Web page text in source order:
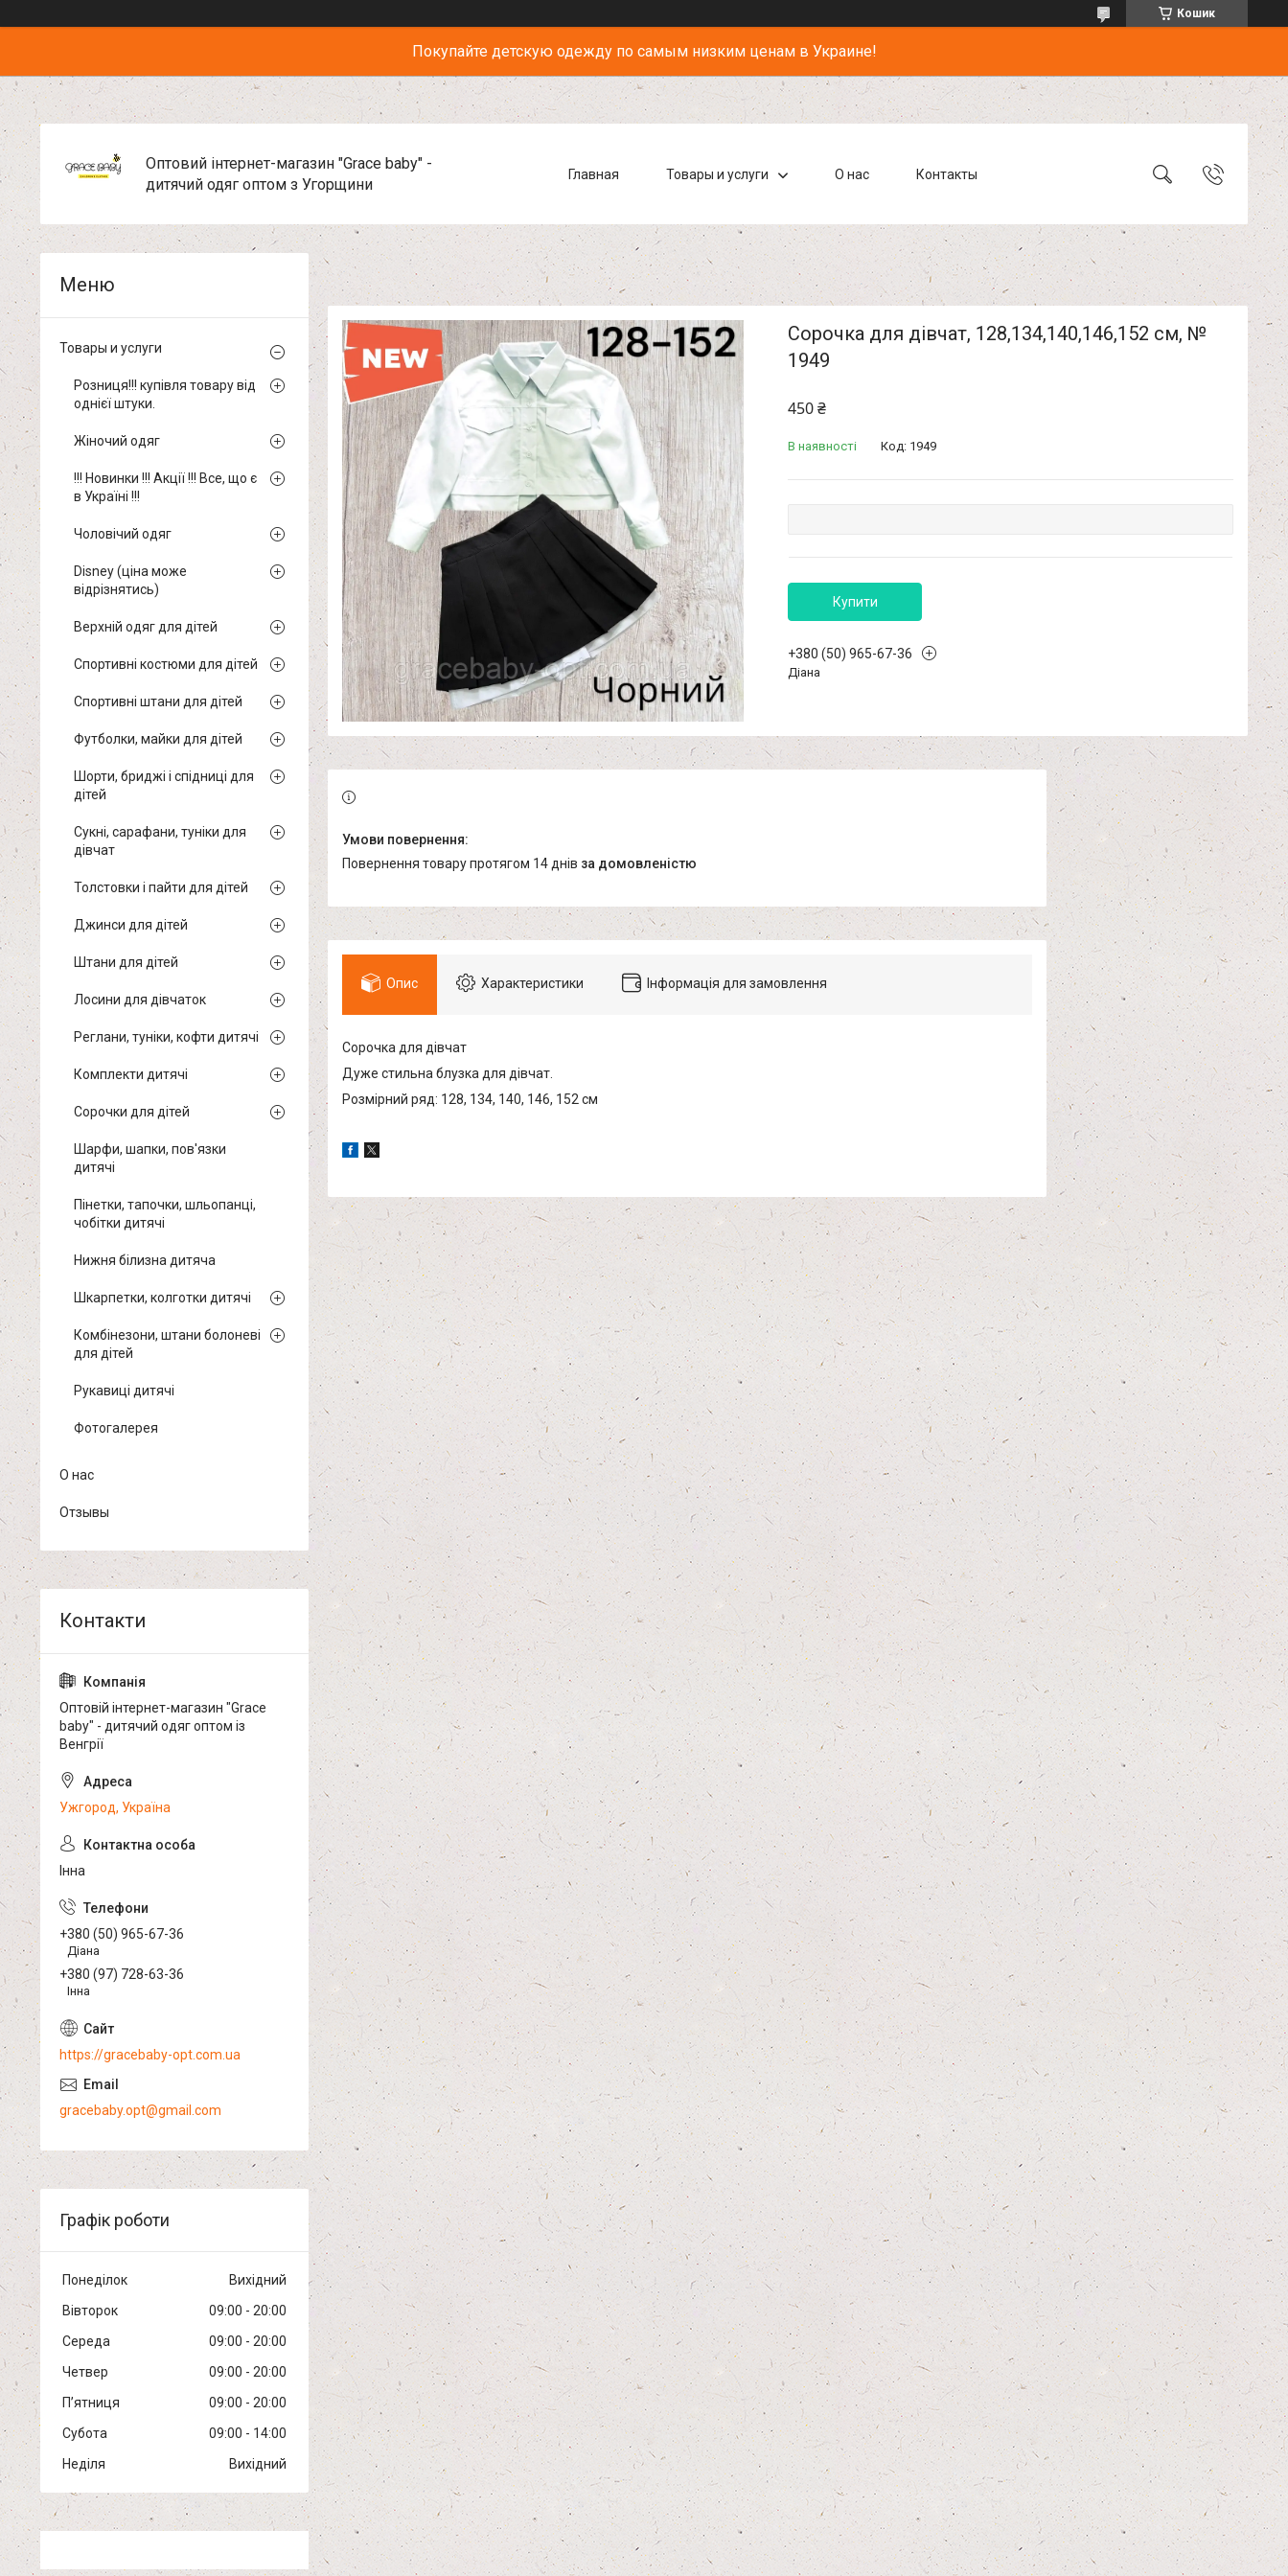
Кошик
Покупайте детскую одежду по самым низким ценам в Украине!
Оптовий інтернет-магазин "Grace baby" -
дитячий одяг оптом з Угорщини
Главная Товары и услуги О нас Контакты
Сорочка для дівчат, 128,134,140,146,152 см, №
1949
450 ₴
В наявності Код: 1949
Купити
+380 (50) 965-67-36
Діана
повернення товару протягом 14 днів за домовленістю
Опис Характеристики Інформація для замовлення
Сорочка для дівчат
Дуже стильна блузка для дівчат.
Розмірний ряд: 128, 134, 140, 146, 152 см
Товары и услуги
Розниця!!! купівля товару від
однієї штуки.
Жіночий одяг
!!! Новинки !!! Акції !!! Все, що є
в Україні !!!
Чоловічий одяг
Disney (ціна може
відрізнятись)
Верхній одяг для дітей
Спортивні костюми для дітей
Спортивні штани для дітей
Футболки, майки для дітей
Шорти, бриджі і спідниці для
дітей
Сукні, сарафани, туніки для
дівчат
Толстовки і пайти для дітей
Джинси для дітей
Штани для дітей
Лосини для дівчаток
Реглани, туніки, кофти дитячі
Комплекти дитячі
Сорочки для дітей
Шарфи, шапки, пов'язки
дитячі
Пінетки, тапочки, шльопанці,
чобітки дитячі
Нижня білизна дитяча
Шкарпетки, колготки дитячі
Комбінезони, штани болоневі
для дітей
Рукавиці дитячі
Фотогалерея
О нас
Отзывы
Оптовій інтернет-магазин "Grace
baby" - дитячий одяг оптом із
Венгрії
Ужгород, Україна
Інна
+380 (50) 965-67-36
Діана
+380 (97) 728-63-36
Інна
https://gracebaby-opt.com.ua
gracebaby.opt@gmail.com
Графік роботи
Понеділок
Вихідний
Вівторок
09:00
20:00
Середа
09:00
20:00
Четвер
09:00
20:00
Пʼятниця
09:00
20:00
Субота
09:00
14:00
Неділя
Вихідний